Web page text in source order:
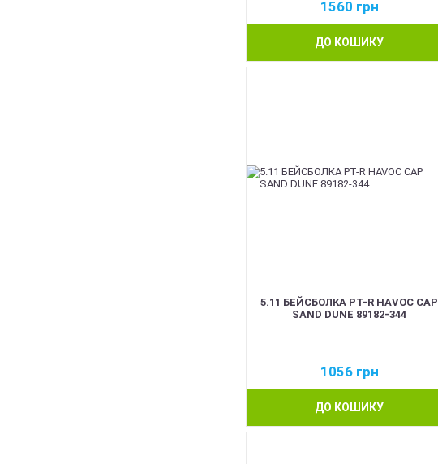
1560 грн
ДО КОШИКУ
5.11 БЕЙСБОЛКА PT-R HAVOC CAP
SAND DUNE 89182-344
1056 грн
ДО КОШИКУ